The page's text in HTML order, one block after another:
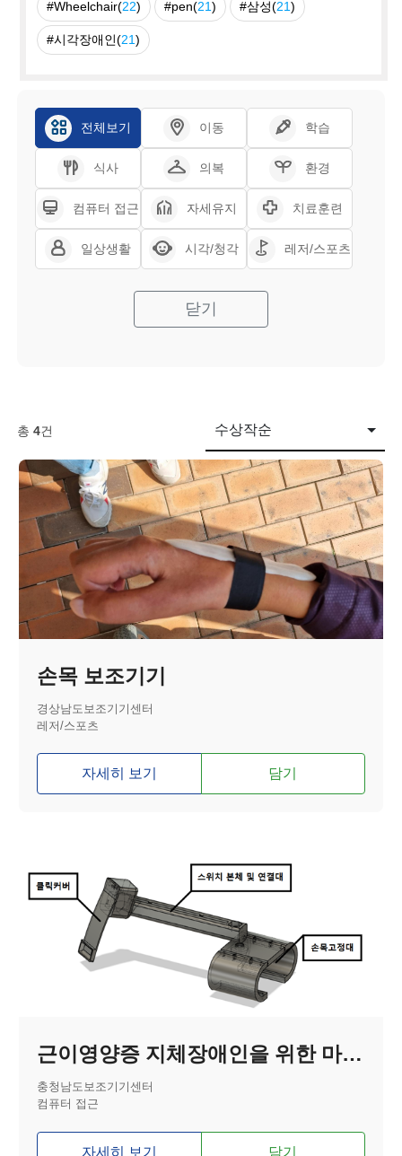
#Wheelchair(22) #pen(21) #삼성(21)
#시각장애인(21)
전체보기 이동 학습
식사 의복 환경
컴퓨터 접근 자세유지 치료훈련
일상생활 시각/청각 레저/스포츠
닫기
총4건 수상작순
손목 보조기기
경상남도보조기기센터
레저/스포츠
자세히 보기 담기
근이영양증 지체장애인을 위한 마우스 대체 스위치
충청남도보조기기센터
컴퓨터 접근
자세히 보기 담기